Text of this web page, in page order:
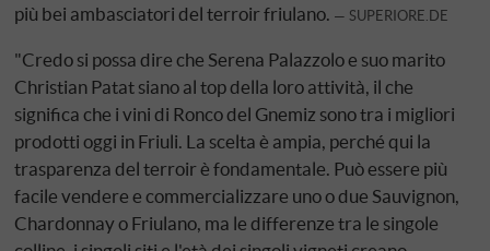
più bei ambasciatori del terroir friulano.
SUPERIORE.DE
"Credo si possa dire che Serena Palazzolo e suo marito
Christian Patat siano al top della loro attività, il che
significa che i vini di Ronco del Gnemiz sono tra i migliori
prodotti oggi in Friuli. La scelta è ampia, perché qui la
trasparenza del terroir è fondamentale. Può essere più
facile vendere e commercializzare uno o due Sauvignon,
Chardonnay o Friulano, ma le differenze tra le singole